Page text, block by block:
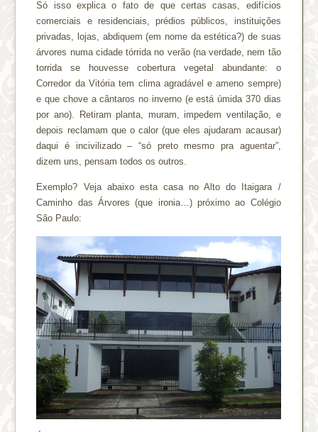
Só isso explica o fato de que certas casas, edifícios
comerciais e residenciais, prédios públicos, instituições
privadas, lojas, abdiquem (em nome da estética?) de suas
árvores numa cidade tórrida no verão (na verdade, nem tão
torrida se houvesse cobertura vegetal abundante: o
Corredor da Vitória tem clima agradável e ameno sempre)
e que chove a cântaros no inverno (e está úmida 370 dias
por ano). Retiram planta, muram, impedem ventilação, e
depois reclamam que o calor (que eles ajudaram acausar)
daqui é incivilizado – “só preto mesmo pra aguentar”,
dizem uns, pensam todos os outros.
Exemplo? Veja abaixo esta casa no Alto do Itaigara /
Caminho das Árvores (que ironia…) próximo ao Colégio
São Paulo: